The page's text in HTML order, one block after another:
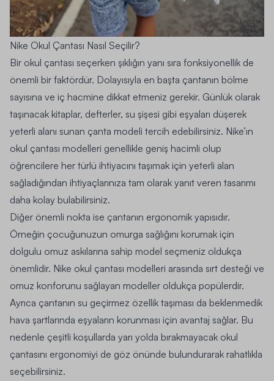
Nike Okul Çantası Nasıl Seçilir?
Bir okul çantası seçerken şıklığın yanı sıra fonksiyonellik de
önemli bir faktördür. Dolayısıyla en başta çantanın bölme
sayısına ve iç hacmine dikkat etmeniz gerekir. Günlük olarak
taşınacak kitaplar, defterler, su şişesi gibi eşyaları düşerek
yeterli alanı sunan çanta modeli tercih edebilirsiniz. Nike’ın
okul çantası modelleri genellikle geniş hacimli olup
öğrencilere her türlü ihtiyacını taşımak için yeterli alan
sağladığından ihtiyaçlarınıza tam olarak yanıt veren tasarımı
daha kolay bulabilirsiniz.
Diğer önemli nokta ise çantanın ergonomik yapısıdır.
Örneğin çocuğunuzun omurga sağlığını korumak için
dolgulu omuz askılarına sahip model seçmeniz oldukça
önemlidir. Nike okul çantası modelleri arasında sırt desteği ve
omuz konforunu sağlayan modeller oldukça popülerdir.
Ayrıca çantanın su geçirmez özellik taşıması da beklenmedik
hava şartlarında eşyaların korunması için avantaj sağlar. Bu
nedenle çeşitli koşullarda yarı yolda bırakmayacak okul
çantasını ergonomiyi de göz önünde bulundurarak rahatlıkla
seçebilirsiniz.